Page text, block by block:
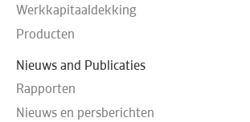
Werkkapitaaldekking
Producten
Nieuws and Publicaties
Rapporten
Nieuws en persberichten